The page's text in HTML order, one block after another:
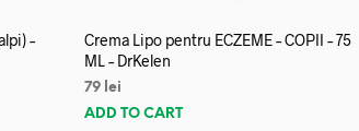
–
Crema Lipo pentru ECZEME – COPII – 75
ML – DrKelen
79 lei
ADD TO CART